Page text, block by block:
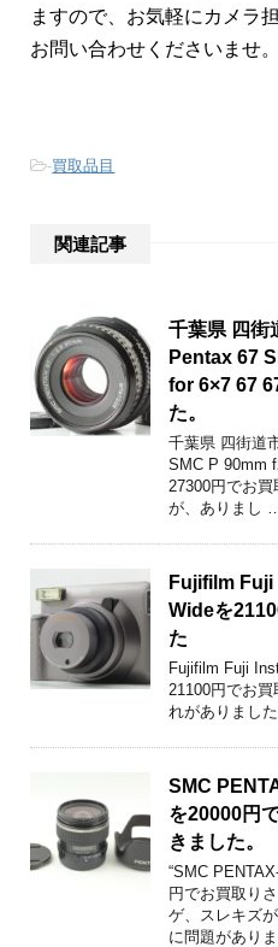
ますので、お気軽にカメラ
お問い合わせくださいませ。
-買取品目
関連記事
千葉県 四街
Pentax 67
for 6×7 67
た。
千葉県 四街道
SMC P 90mm
27300円でお
が、ありまし …
Fujifilm
Wideを
た
Fujifilm Fuji
21100円でお
れがありまし
SMC
を20000円
きました。
“SMC
円でお買取り
ゲ、スレキズ
に問題があり